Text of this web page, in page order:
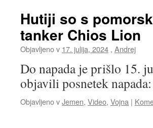
Hutiji so s
tanker Chios Lion
Objavljeno v 17. julija, 2024 , Andrej
Do napada je prišlo 15.
objavili posnetek napada:
Objavljeno vJemen, Video, Vojna |